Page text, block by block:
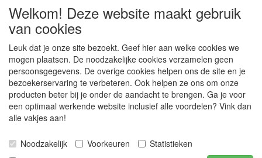
Gratis verzending vanaf
65 € naar Nederland.
Levering andere
landen: geen gratis
verzending, portkosten
worden aangerekend.
Zie voor een overzicht
van alle verzendkosten
"Verzendkosten" op de
Blijf op de hoogte van de laatste
onze Facebookpagina.
Welkom! Deze website maakt gebruik
van cookies
Leuk dat je onze site bezoekt. Geef hier aan welke cookies we
mogen plaatsen. De noodzakelijke cookies verzamelen geen
persoonsgegevens. De overige cookies helpen ons de site en je
bezoekerservaring te verbeteren. Ook helpen ze ons om onze
producten beter bij je onder de aandacht te brengen. Ga je voor
een optimaal werkende website inclusief alle voordelen? Vink dan
alle vakjes aan!
Noodzakelijk Voorkeuren
Statistieken